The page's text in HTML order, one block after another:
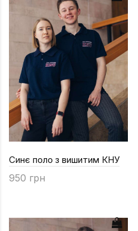
Синє поло з вишитим КНУ
950 грн